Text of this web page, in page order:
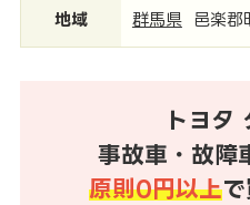
地域 群馬県 邑楽郡
トヨタ
事故車・故障
原則0円以上